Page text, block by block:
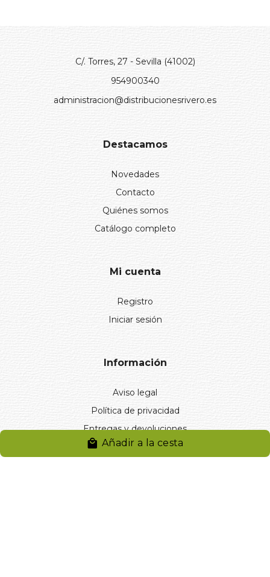
Añadir a la cesta
C/. Torres, 27 - Sevilla (41002)
954900340
administracion@distribucionesrivero.es
Destacamos
Novedades
Contacto
Quiénes somos
Catálogo completo
Mi cuenta
Registro
Iniciar sesión
Información
Aviso legal
Política de privacidad
Entregas y devoluciones
Desistimiento